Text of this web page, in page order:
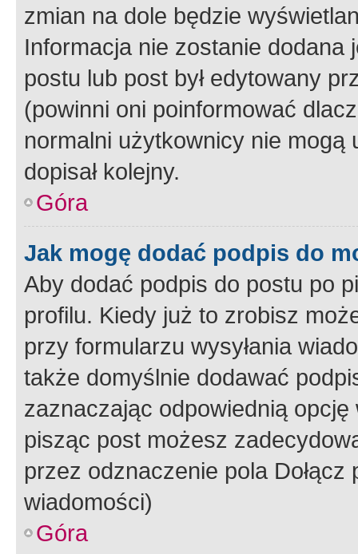
zmian na dole będzie
Informacja nie zostanie dodana
postu lub post był edytowany
(powinni oni poinformować
normalni użytkownicy nie
dopisał kolejny.
Góra
Jak mogę dodać podpis do
Aby dodać podpis do postu po
profilu. Kiedy już to zrobisz
przy formularzu wysyłania
także domyślnie dodawać
zaznaczając odpowiednią
pisząc post możesz
przez odznaczenie pola
wiadomości)
Góra